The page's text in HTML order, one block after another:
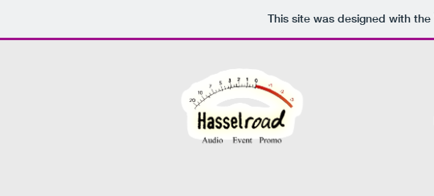
This site was designed with the